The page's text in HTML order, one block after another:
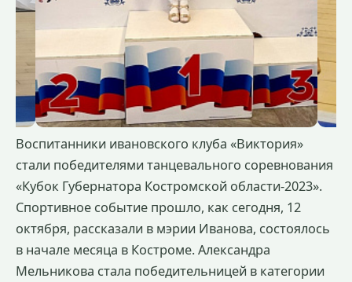
Воспитанники ивановского клуба «Виктория»
стали победителями танцевального соревнования
«Кубок Губернатора Костромской области-2023».
Спортивное событие прошло, как сегодня, 12
октября, рассказали в мэрии Иванова, состоялось
в начале месяца в Костроме. Александра
Мельникова стала победительницей в категории